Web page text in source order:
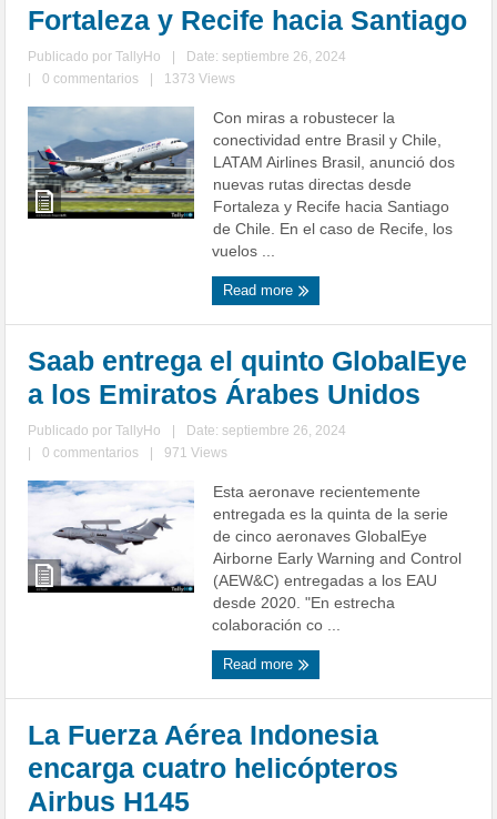
Fortaleza y Recife hacia Santiago
Publicado porTallyHo
Date: septiembre 26, 2024
0 commentarios 1373 Views
Con miras a robustecer la
conectividad entre Brasil y Chile,
LATAM Airlines Brasil, anunció dos
nuevas rutas directas desde
Fortaleza y Recife hacia Santiago
de Chile. En el caso de Recife, los
vuelos ...
Read more
Saab entrega el quinto GlobalEye
a los Emiratos Árabes Unidos
Publicado porTallyHo
Date: septiembre 26, 2024
0 commentarios 971 Views
Esta aeronave recientemente
entregada es la quinta de la serie
de cinco aeronaves GlobalEye
Airborne Early Warning and Control
(AEW&C) entregadas a los EAU
desde 2020. "En estrecha
colaboración co ...
Read more
La Fuerza Aérea Indonesia
encarga cuatro helicópteros
Airbus H145